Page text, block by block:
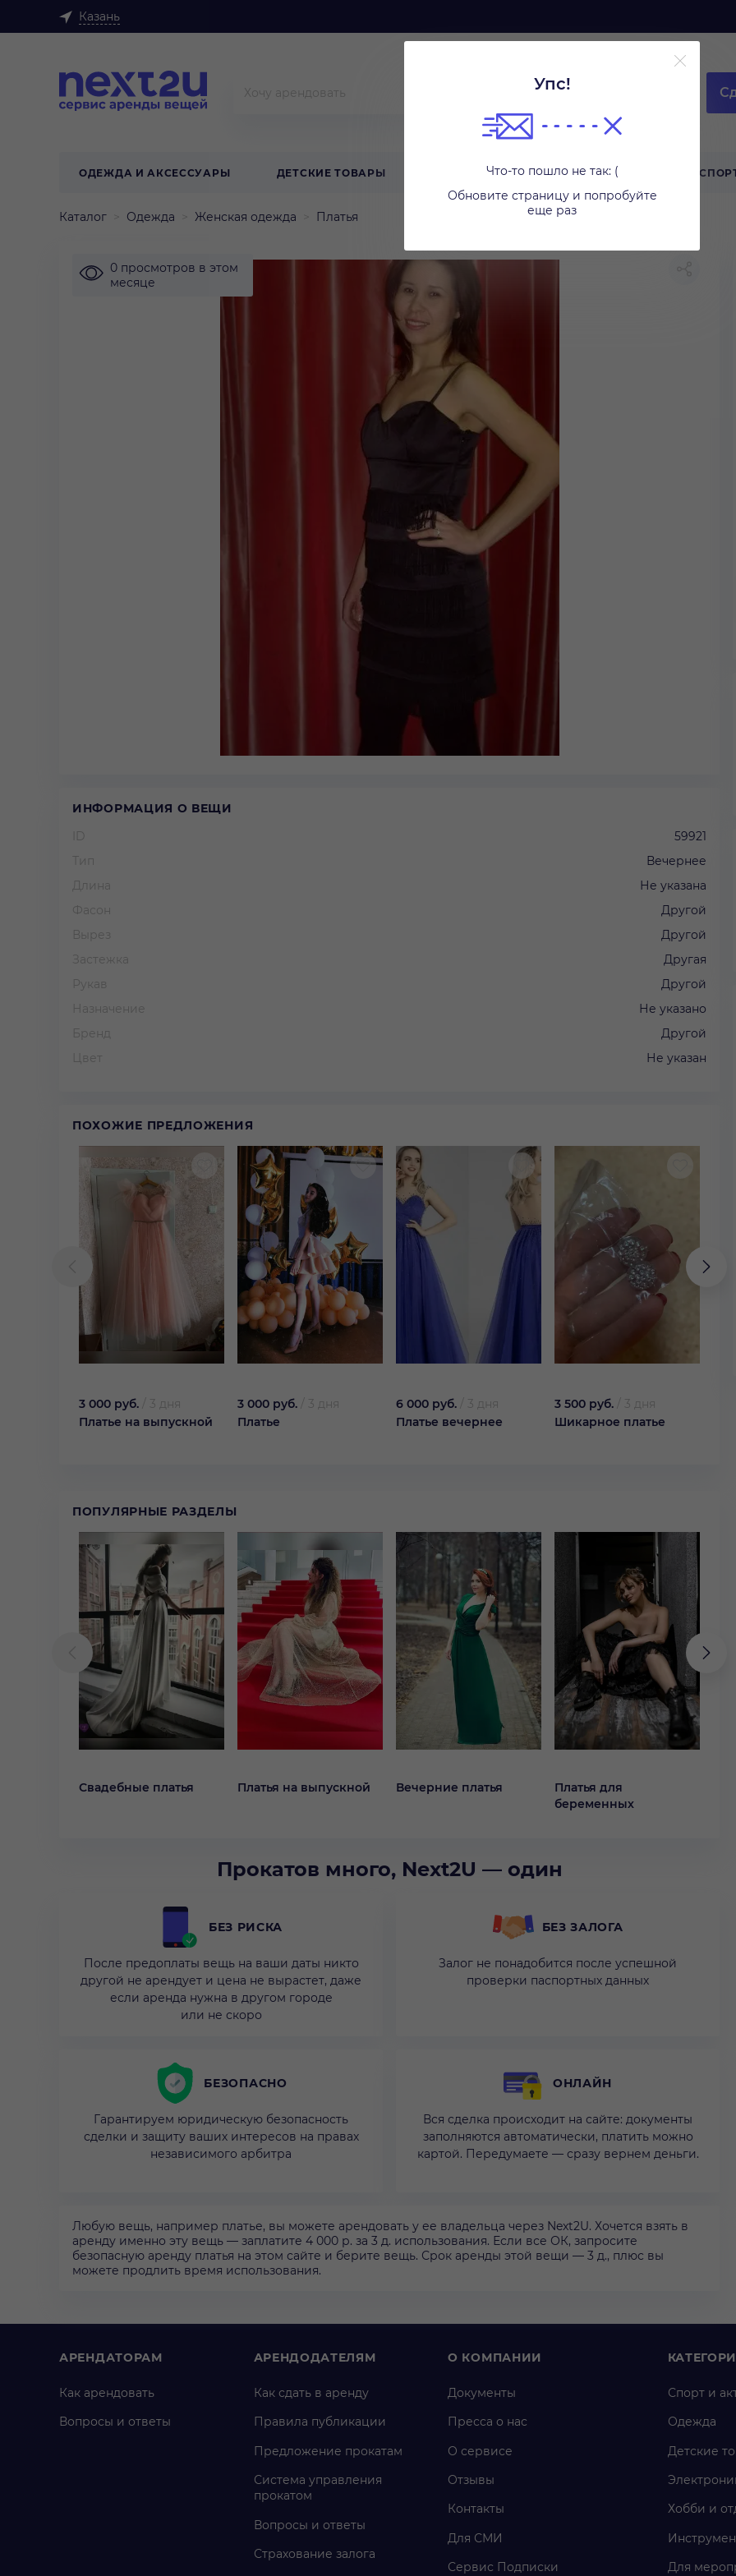
Казань
ОДЕЖДА И АКСЕССУАРЫ ДЕТСКИЕ ТОВАРЫ ТЕХНИКА ДЛЯ ДОМА ТУРИЗМ
Упс!
Что-то пошло не так: (
Обновите страницу и попробуйте
еще раз
Каталог Одежда Женская одежда Платья
0 просмотров в этом
месяце
ИНФОРМАЦИЯ О ВЕЩИ
ID
59921
Тип
Вечернее
Длина
Не указана
Фасон
Другой
Вырез
Другой
Застежка
Другая
Рукав
Другой
Назначение
Не указано
Бренд
Другой
Цвет
Не указан
ПОХОЖИЕ ПРЕДЛОЖЕНИЯ
3 000 руб.
3 дня
Платье на выпускной
3 000 руб.
3 дня
Платье
6 000 руб.
3 дня
Платье вечернее
3 500 руб.
3 дня
Шикарное платье
ПОПУЛЯРНЫЕ РАЗДЕЛЫ
Свадебные платья Платья на выпускной Вечерние платья
Платья для
беременных
Прокатов много, Next2U — один
БЕЗ РИСКА
После предоплаты вещь на ваши даты никто
другой не арендует и цена не вырастет, даже
если аренда нужна в другом городе
или не скоро
БЕЗ ЗАЛОГА
Залог не понадобится после успешной
проверки паспортных данных
БЕЗОПАСНО
Гарантируем юридическую безопасность
сделки и защиту ваших интересов на правах
независимого арбитра
ОНЛАЙН
Вся сделка происходит на сайте: документы
заполняются автоматически, платить можно
картой. Передумаете — сразу вернем деньги.
Любую вещь, например платье, вы можете арендовать у ее владельца через Next2U. Хочется взять в
аренду именно эту вещь — заплатите 4 000 р. за 3 д. использования. Если все ОК, запросите
безопасную аренду платья на этом сайте и берите вещь. Срок аренды этой вещи — 3 д., плюс вы
можете продлить время использования.
АРЕНДАТОРАМ
Как арендовать
Вопросы и ответы
АРЕНДОДАТЕЛЯМ
Как сдать в аренду
Правила публикации
Предложение прокатам
Система управления
прокатом
Вопросы и ответы
Страхование залога
О КОМПАНИИ
Документы
Пресса о нас
О сервисе
Отзывы
Контакты
Для СМИ
Сервис Подписки
Спорт и
Одежда
Детские
Хобби и
Для